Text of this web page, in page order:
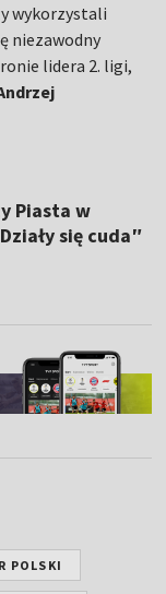
wykorzystali
niezawodny
lidera 2. ligi,
Piasta w
się cuda″
POLSKI